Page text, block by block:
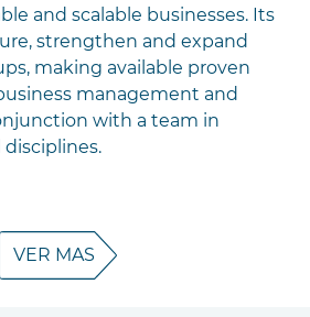
and scalable businesses. Its
strengthen and expand
making available proven
management and
with a team in
VER MAS